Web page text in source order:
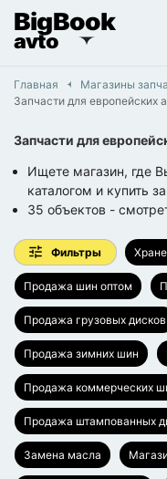
BigBook
avto
Главная
Магазины
Запчасти для европейских
Запчасти для
Ищете магазин, где
каталогом и купить
35 объектов -
Фильтры
Продажа шин оптом
Продажа грузовых дисков
Продажа зимних шин
Продажа коммерческих
Продажа штампованных
Замена масла